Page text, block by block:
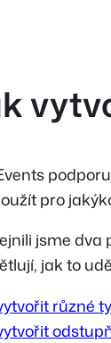
pro
jsme dva
jak to
různé